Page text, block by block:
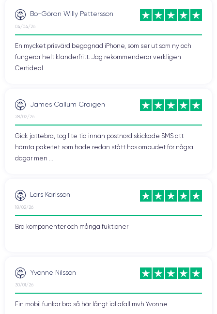
Bo-Göran Willy Pettersson
04/04/26
En mycket prisvärd begagnad iPhone, som ser ut som ny och
fungerar helt klanderfritt. Jag rekommenderar verkligen
Certideal.
James Callum Craigen
28/02/26
Gick jättebra, tog lite tid innan postnord skickade SMS att
hämta paketet som hade redan stått hos ombudet för några
dagar men ...
Lars Karlsson
18/02/26
Bra komponenter och många fuktioner
Yvonne Nilsson
30/01/26
Fin mobil funkar bra så här långt iallafall mvh Yvonne